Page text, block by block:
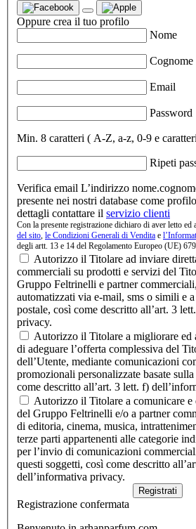
Oppure crea il tuo profilo
Nome
Cognome
Email
Password
Min. 8 caratteri ( A-Z, a-z, 0-9 e
Ripeti
Verifica email L’indirizzo
presente nei nostri database come
dettagli contattare il servizio clienti
Con la presente registrazione dichiaro di aver letto ed
del sito le Condizioni Generali di Vendita e
degli artt. 13 e 14 del Regolamento Europeo (UE)
Autorizzo il Titolare ad inviare
commerciali su prodotti e servizi del
Gruppo Feltrinelli e partner
automatizzati via e-mail, sms o simili e
postale, così come descritto all’art. 3
privacy.
Autorizzo il Titolare a migliorare ed
di adeguare l’offerta complessiva del
dell’Utente, mediante comunicazioni
promozionali personalizzate basate
come descritto all’art. 3 lett. f)
Autorizzo il Titolare a comunicare e
del Gruppo Feltrinelli e/o a partner
di editoria, cinema, musica,
terze parti appartenenti alle categorie
per l’invio di comunicazioni
questi soggetti, così come descritto
dell’informativa privacy.
Registrati
Registrazione confermata